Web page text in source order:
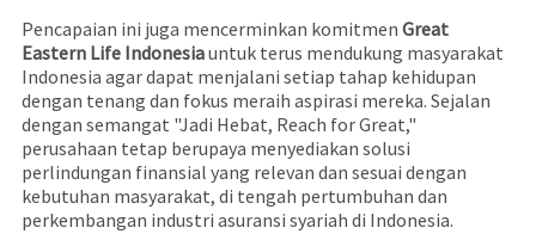
Pencapaian ini juga mencerminkan komitmen Great
Eastern Life Indonesiauntuk terus mendukung masyarakat
Indonesia agar dapat menjalani setiap tahap kehidupan
dengan tenang dan fokus meraih aspirasi mereka. Sejalan
dengan semangat "Jadi Hebat, Reach for Great,"
perusahaan tetap berupaya menyediakan solusi
perlindungan finansial yang relevan dan sesuai dengan
kebutuhan masyarakat, di tengah pertumbuhan dan
perkembangan industri asuransi syariah di Indonesia.